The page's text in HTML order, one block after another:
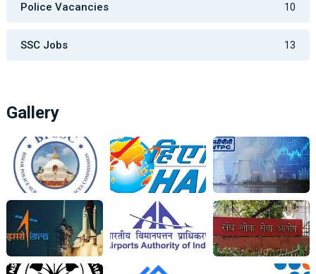
Police Vacancies 10
SSC Jobs 13
Gallery